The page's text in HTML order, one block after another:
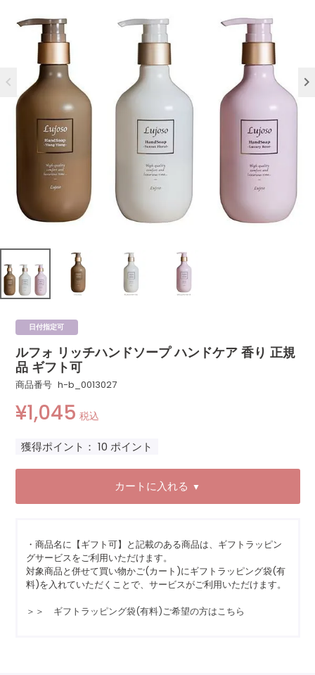
日付指定可
ルフォ リッチハンドソープ ハンドケア 香り 正規
品 ギフト可
商品番号 h-b_0013027
¥1,045 税込
獲得ポイント： 10 ポイント
カートに入れる ▼
・商品名に【ギフト可】と記載のある商品は、ギフトラッピン
グサービスをご利用いただけます。
対象商品と併せて買い物かご(カート)にギフトラッピング袋(有
料)を入れていただくことで、サービスがご利用いただけます。
＞＞ ギフトラッピング袋(有料)ご希望の方はこちら